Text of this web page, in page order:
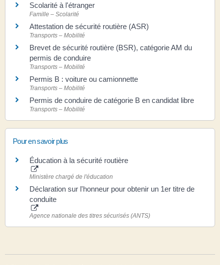
Scolarité à l'étranger
Famille – Scolarité
Attestation de sécurité routière (ASR)
Transports – Mobilité
Brevet de sécurité routière (BSR), catégorie AM du
permis de conduire
Transports – Mobilité
Permis B : voiture ou camionnette
Transports – Mobilité
Permis de conduire de catégorie B en candidat libre
Transports – Mobilité
Pour en savoir plus
Éducation à la sécurité routière
Ministère chargé de l'éducation
Déclaration sur l'honneur pour obtenir un 1er titre de
conduite
Agence nationale des titres sécurisés (ANTS)